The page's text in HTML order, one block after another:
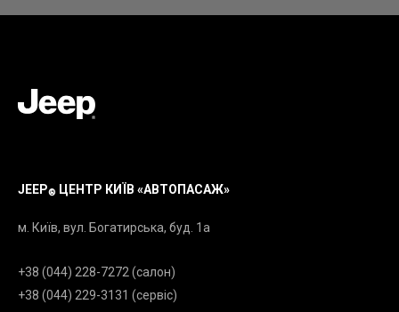
JEEP® ЦЕНТР КИЇВ «АВТОПАСАЖ»
м. Київ, вул. Богатирська, буд. 1а
+38 (044) 228-7272 (салон)
+38 (044) 229-3131 (сервіс)